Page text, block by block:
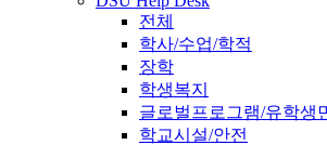
전체
학사/수업/학적
장학
학생복지
글로벌프로그램/유학생
학교시설/안전